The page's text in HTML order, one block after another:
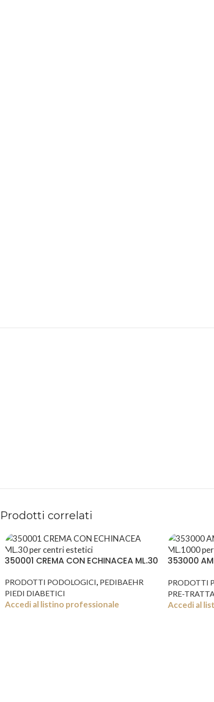
Prodotti correlati
350001 CREMA CON ECHINACEA ML.30
PRODOTTI PODOLOGICI, PEDIBAEHR
PIEDI DIABETICI
Accedi al listino professionale
353000
PRODOTTI
PRE-
Accedi al